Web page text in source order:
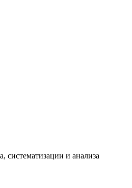
систематизации и анализа